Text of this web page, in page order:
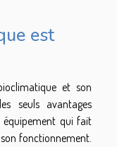
est
et son
seuls avantages
équipement qui fait
fonctionnement.